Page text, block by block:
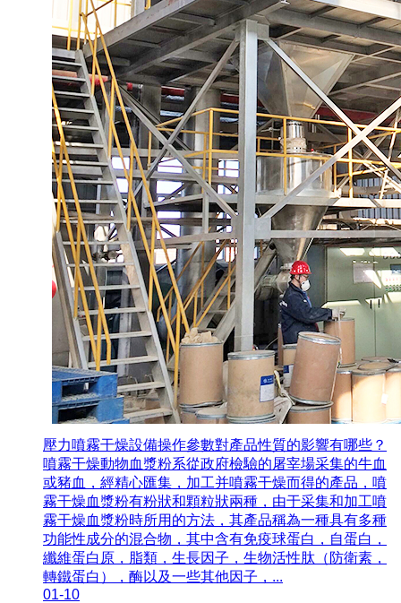
壓力噴霧干燥設備操作參數對產品性質的影響有哪些？
噴霧干燥動物血漿粉系從政府檢驗的屠宰場采集的牛血
或豬血，經精心匯集，加工并噴霧干燥而得的產品，噴
霧干燥血漿粉有粉狀和顆粒狀兩種，由于采集和加工噴
霧干燥血漿粉時所用的方法，其產品稱為一種具有多種
功能性成分的混合物，其中含有免疫球蛋白，自蛋白，
纖維蛋白原，脂類，生長因子，生物活性肽（防衛素，
轉鐵蛋白），酶以及一些其他因子，...
01-10